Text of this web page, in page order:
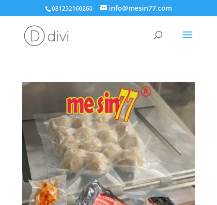
081252160260 info@mesin77.com